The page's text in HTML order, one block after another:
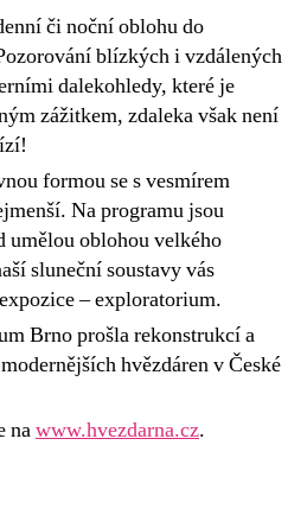
či noční oblohu do
blízkých i vzdálených
dalekohledy, které je
zážitkem, zdaleka však není
formou se s vesmírem
Na programu jsou
umělou oblohou velkého
sluneční soustavy vás
– exploratorium.
Brno prošla rekonstrukcí a
hvězdáren v České
nawww.hvezdarna.cz.